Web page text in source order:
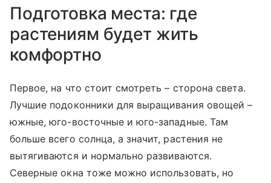
Подготовка места: где
растениям будет жить
комфортно
Первое, на что стоит смотреть – сторона света.
Лучшие подоконники для выращивания овощей –
южные, юго-восточные и юго-западные. Там
больше всего солнца, а значит, растения не
вытягиваются и нормально развиваются.
Северные окна тоже можно использовать, но